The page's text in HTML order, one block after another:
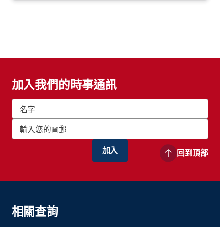
加入我們的時事通訊
回到頂部
相關查詢